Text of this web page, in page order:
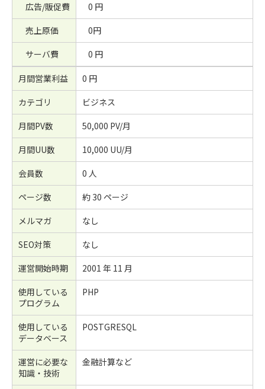
広告/販促費
0 円
売上原価
0円
サーバ費
0 円
月間営業利益
0 円
カテゴリ
ビジネス
月間PV数
50,000 PV/月
月間UU数
10,000 UU/月
会員数
0 人
ページ数
約 30 ページ
メルマガ
なし
SEO対策
なし
運営開始時期
2001 年 11 月
使用している
プログラム
PHP
使用している
データベース
POSTGRESQL
運営に必要な
知識・技術
金融計算など